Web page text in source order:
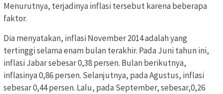
Menurutnya, terjadinya inflasi tersebut karena beberapa
faktor.
Dia menyatakan, inflasi November 2014 adalah yang
tertinggi selama enam bulan terakhir. Pada Juni tahun ini,
inflasi Jabar sebesar 0,38 persen. Bulan berikutnya,
inflasinya 0,86 persen. Selanjutnya, pada Agustus, inflasi
sebesar 0,44 persen. Lalu, pada September, sebesar,0,26